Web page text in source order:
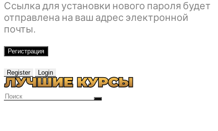
Ссылка для установки нового пароля будет
отправлена ​​на ваш адрес электронной
почты.
Регистрация
Register Login